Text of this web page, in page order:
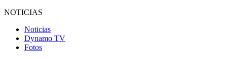
NOTICIAS
Noticias
Dynamo TV
Fotos